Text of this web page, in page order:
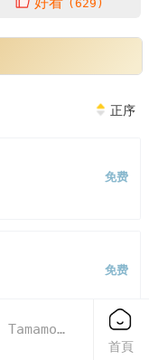
(629)
正序
免费
免费
KuukoW - Tamamo Dancer
首頁